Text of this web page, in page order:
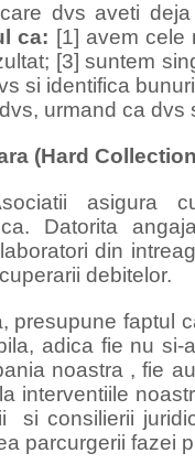
dvs aveti
ca: [1] avem cele
[3] suntem
si identifica
urmand ca
(Hard
asigura
Datorita
din
debitelor.
presupune faptul
adica fie nu
noastra , fie
interventiile
si consilierii
parcurgerii fazei